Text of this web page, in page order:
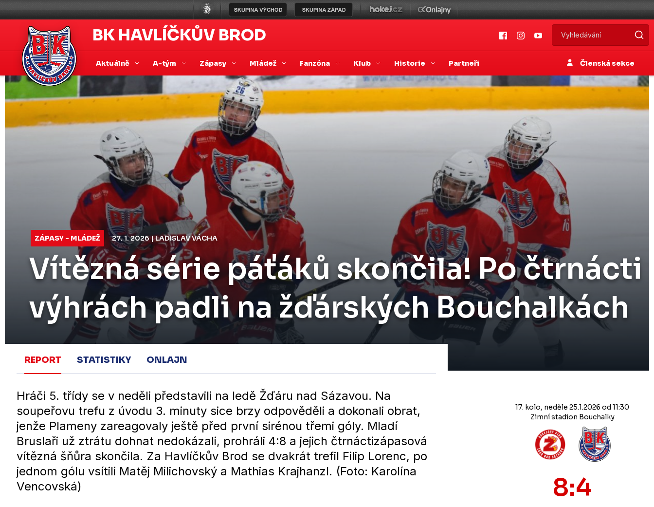
BK HAVLÍČKŮV BROD
Aktuálně A-tým Zápasy Mládež Fanzóna Klub Historie Partneři Členská sekce
ZÁPASY - MLÁDEŽ 27. 1. 2026 | LADISLAV VÁCHA
Vítězná série páťáků skončila! Po čtrnácti
výhrách padli na žďárských Bouchalkách
REPORT STATISTIKY ONLAJN
Hráči 5. třídy se v neděli představili na ledě Žďáru nad Sázavou. Na
soupeřovu trefu z úvodu 3. minuty sice brzy odpověděli a dokonali obrat,
jenže Plameny zareagovaly ještě před první sirénou třemi góly. Mladí
Bruslaři už ztrátu dohnat nedokázali, prohráli 4:8 a jejich čtrnáctizápasová
vítězná šňůra skončila. Za Havlíčkův Brod se dvakrát trefil Filip Lorenc, po
jednom gólu vsítili Matěj Milichovský a Mathias Krajhanzl. (Foto: Karolína
Vencovská)
17. kolo, neděle 25.1.2026 od 11:30
Zimní stadion Bouchalky
8:4